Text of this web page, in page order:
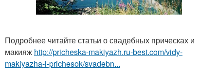
Подробнее читайте статьи о свадебных прическах и
макияж http://pricheska-makiyazh.ru-best.com/vidy-
makiyazha-i-prichesok/svadebn...